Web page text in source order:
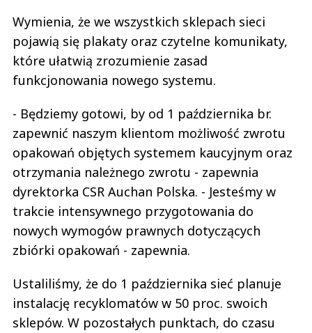
Wymienia, że we wszystkich sklepach sieci
pojawią się plakaty oraz czytelne komunikaty,
które ułatwią zrozumienie zasad
funkcjonowania nowego systemu.
- Będziemy gotowi, by od 1 października br.
zapewnić naszym klientom możliwość zwrotu
opakowań objętych systemem kaucyjnym oraz
otrzymania należnego zwrotu - zapewnia
dyrektorka CSR Auchan Polska. - Jesteśmy w
trakcie intensywnego przygotowania do
nowych wymogów prawnych dotyczących
zbiórki opakowań - zapewnia.
Ustaliliśmy, że do 1 października sieć planuje
instalację recyklomatów w 50 proc. swoich
sklepów. W pozostałych punktach, do czasu